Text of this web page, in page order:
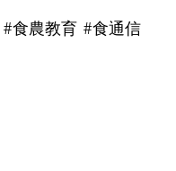
食農教育 #食通信